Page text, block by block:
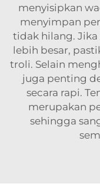
menyisipkan
menyimpan
tidak hilang.
lebih besar,
troli. Selain
juga penting
secara rapi.
merupakan
sehingga